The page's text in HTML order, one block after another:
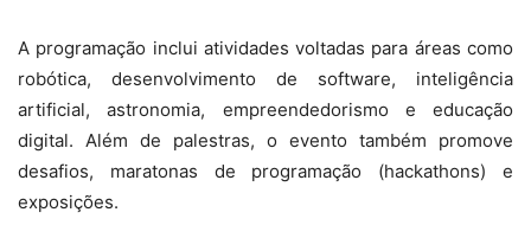
A programação inclui atividades voltadas para áreas como
robótica, desenvolvimento de software, inteligência
artificial, astronomia, empreendedorismo e educação
digital. Além de palestras, o evento também promove
desafios, maratonas de programação (hackathons) e
exposições.